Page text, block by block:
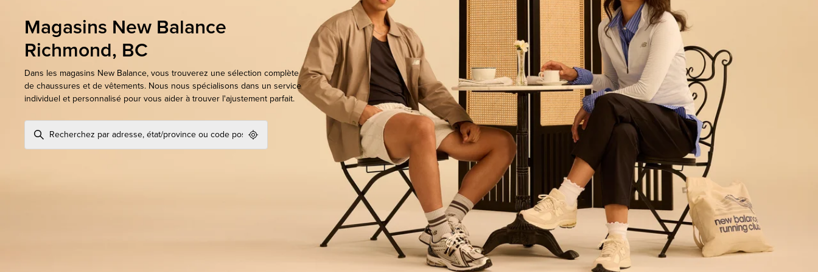
Magasins New Balance
Richmond, BC
Dans les magasins New Balance, vous trouverez une sélection complète
de chaussures et de vêtements. Nous nous spécialisons dans un service
individuel et personnalisé pour vous aider à trouver l'ajustement parfait.
Geolocate.